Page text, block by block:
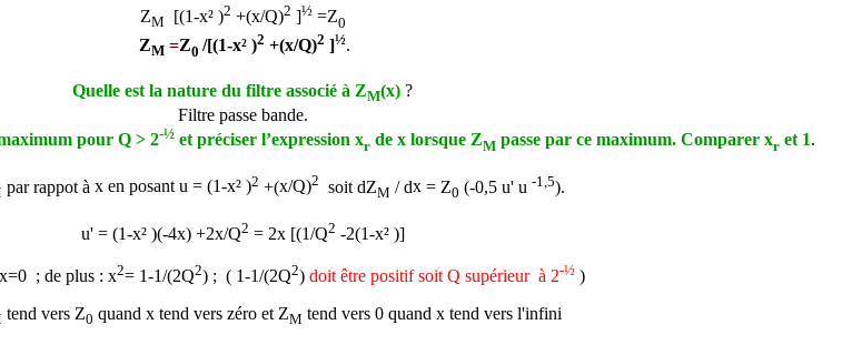
ZM [(1-x² )2 +(x/Q)2 ]½=Z0
ZM =Z0 /[(1-x² )2 +(x/Q)2 ]½.
Quelle est la nature du filtre associé à ZM(x) ?
Filtre passe bande.
pour Q > 2-½et préciser l’expression xr de x lorsque ZMpasse par ce maximum. Comparer xr et 1.
par rappot à x en posant u = (1-x² )2 +(x/Q)2 soit dZM / dx = Z0 (-0,5 u' u -1,5).
u' = (1-x² )(-4x)+2x/Q2 = 2x[(1/Q2 -2(1-x² )]
x=0 ; de plus : x2= 1-1/(2Q2) ; ( 1-1/(2Q2)doit être positif soit Q supérieur à 2-½ )
tend vers Z0 quand x tend vers zéro et ZM tend vers 0 quand x tend vers l'infini